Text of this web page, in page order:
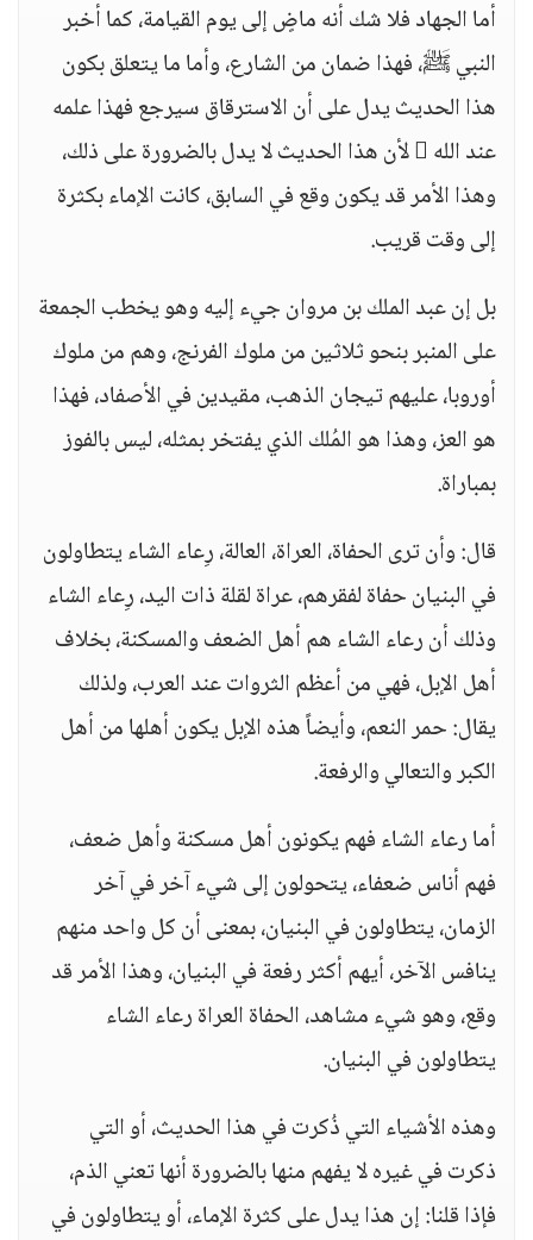
أما الجهاد فلا شك أنه ماضٍ إلى يوم القيامة، كما أخبر
النبي ﷺ، فهذا ضمان من الشارع، وأما ما يتعلق بكون
هذا الحديث يدل على أن الاسترقاق سيرجع فهذا علمه
عند الله  لأن هذا الحديث لا يدل بالضرورة على ذلك،
وهذا الأمر قد يكون وقع في السابق، كانت الإماء بكثرة
إلى وقت قريب.
بل إن عبد الملك بن مروان جيء إليه وهو يخطب الجمعة
على المنبر بنحو ثلاثين من ملوك الفرنج، وهم من ملوك
أوروبا، عليهم تيجان الذهب، مقيدين في الأصفاد، فهذا
هو العز، وهذا هو المُلك الذي يفتخر بمثله، ليس بالفوز
بمباراة.
قال: وأن ترى الحفاة، العراة، العالة، رِعاء الشاء يتطاولون
في البنيان حفاة لفقرهم، عراة لقلة ذات اليد، رِعاء الشاء
وذلك أن رعاء الشاء هم أهل الضعف والمسكنة، بخلاف
أهل الإبل، فهي من أعظم الثروات عند العرب، ولذلك
يقال: حمر النعم، وأيضاً هذه الإبل يكون أهلها من أهل
الكبر والتعالي والرفعة.
أما رعاء الشاء فهم يكونون أهل مسكنة وأهل ضعف،
فهم أناس ضعفاء، يتحولون إلى شيء آخر في آخر
الزمان، يتطاولون في البنيان، بمعنى أن كل واحد منهم
ينافس الآخر، أيهم أكثر رفعة في البنيان، وهذا الأمر قد
وقع، وهو شيء مشاهد، الحفاة العراة رعاء الشاء
يتطاولون في البنيان.
وهذه الأشياء التي ذُكرت في هذا الحديث، أو التي
ذكرت في غيره لا يفهم منها بالضرورة أنها تعني الذم،
فإذا قلنا: إن هذا يدل على كثرة الإماء، أو يتطاولون في